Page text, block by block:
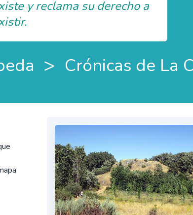
y reclama su derecho a
> Crónicas de La